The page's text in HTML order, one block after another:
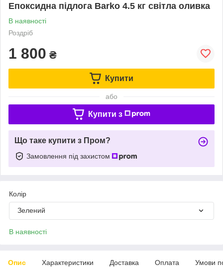
Епоксидна підлога Barko 4.5 кг світла оливка
В наявності
Роздріб
1 800 ₴
Купити
або
Купити з
Що таке купити з Пром?
Замовлення під захистом
Колір
Зелений
В наявності
Опис Характеристики Доставка Оплата Умови